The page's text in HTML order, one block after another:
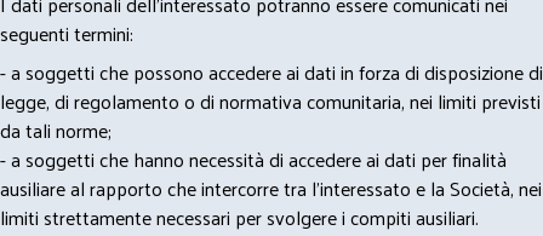
seguenti termini:
- a soggetti che possono accedere ai dati in forza di disposizione di
legge, di regolamento o di normativa comunitaria, nei limiti previsti
da tali norme;
- a soggetti che hanno necessità di accedere ai dati per finalità
ausiliare al rapporto che intercorre tra l’interessato e la Società, nei
limiti strettamente necessari per svolgere i compiti ausiliari.